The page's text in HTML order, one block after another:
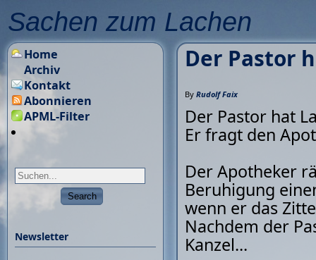
Sachen zum Lachen
Der Pastor
By Rudolf Faix
Der Pastor hat
Er fragt den
Der Apotheker
Beruhigung
wenn er das
Nachdem der
Kanzel...
Home
Archiv
Kontakt
Abonnieren
APML-Filter
Newsletter